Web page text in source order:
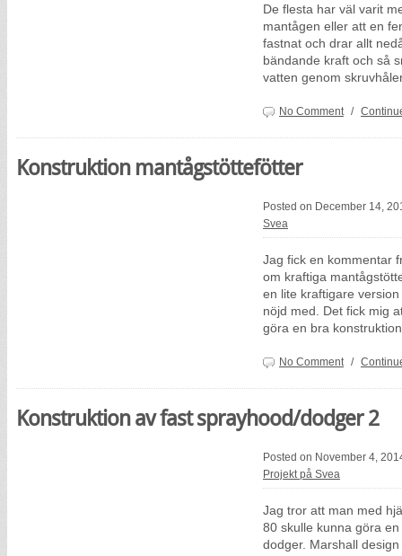
De flesta har väl varit
mantågen eller att en
fastnat och drar allt
bändande kraft och så
vatten genom
No Comment /
Konstruktion mantågstöttefötter
Posted on December 14,
Svea
Jag fick en kommentar
om kraftiga
en lite kraftigare
nöjd med. Det fick mig
göra en bra
No Comment /
Konstruktion av fast sprayhood/dodger 2
Posted on November 4,
Projekt på Svea
Jag tror att man med
80 skulle kunna göra
dodger. Marshall